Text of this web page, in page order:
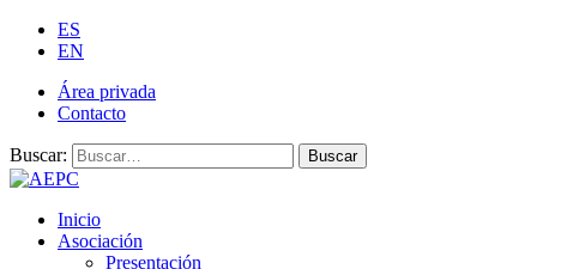
ES
EN
Área privada
Contacto
Buscar: Buscar
Inicio
Asociación
Presentación